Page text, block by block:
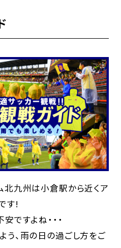
北九州は小倉駅から近くア
す!
ですよね・・・
う、雨の日の過ごし方をご